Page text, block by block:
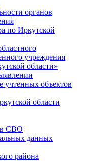
органов
по Иркутской
учреждения
области»
учтенных объектов
области
СВО
данных
района